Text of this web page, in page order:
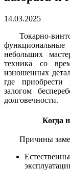
14.03.2025
Токарно-
небольших
техника со
изношенных
где приобрести
залогом
долговечности.
Когда
Причины